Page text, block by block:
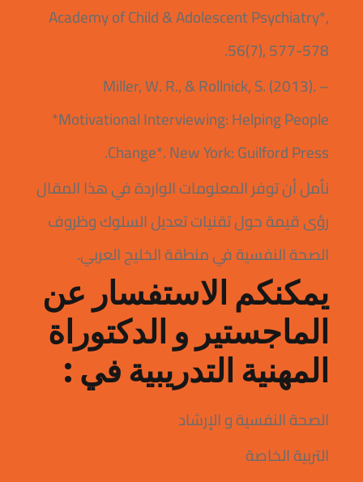
Academy of Child & Adolescent Psychiatry*,
56(7), 577-578.
– Miller, W. R., & Rollnick, S. (2013).
*Motivational Interviewing: Helping People
Change*. New York: Guilford Press.
نأمل أن توفر المعلومات الواردة في هذا المقال
رؤى قيمة حول تقنيات تعديل السلوك وظروف
الصحة النفسية في منطقة الخليج العربي.
يمكنكم الاستفسار عن
الماجستير و الدكتوراة
المهنية التدريبية في :
الصحة النفسية و الإرشاد
التربية الخاصة